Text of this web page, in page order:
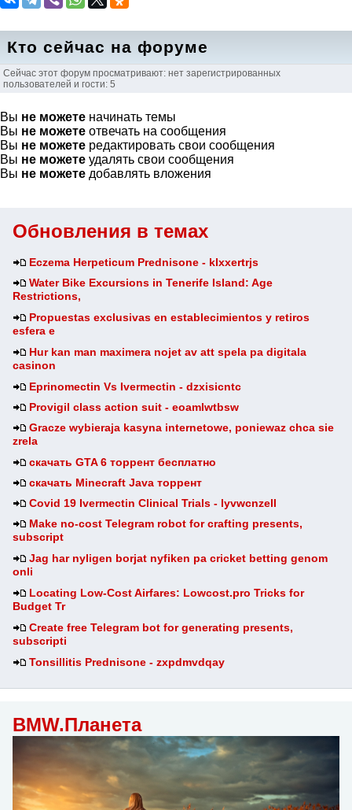
Обновления в темах
Eczema Herpeticum Prednisone - klxxertrjs
Water Bike Excursions in Tenerife Island: Age
Restrictions,
Propuestas exclusivas en establecimientos y retiros
esfera e
Hur kan man maximera nojet av att spela pa digitala
casinon
Eprinomectin Vs Ivermectin - dzxisicntc
Provigil class action suit - eoamlwtbsw
Gracze wybieraja kasyna internetowe, poniewaz chca sie
zrela
скачать GTA 6 торрент бесплатно
скачать Minecraft Java торрент
Covid 19 Ivermectin Clinical Trials - lyvwcnzell
Make no-cost Telegram robot for crafting presents,
subscript
Jag har nyligen borjat nyfiken pa cricket betting genom
onli
Locating Low-Cost Airfares: Lowcost.pro Tricks for
Budget Tr
Create free Telegram bot for generating presents,
subscripti
Tonsillitis Prednisone - zxpdmvdqay
BMW.Планета
Кто сейчас на форуме
Сейчас этот форум просматривают: нет зарегистрированных
пользователей и гости: 5
Вы не можете начинать темы
Вы не можете отвечать на сообщения
Вы не можете редактировать свои сообщения
Вы не можете удалять свои сообщения
Вы не можете добавлять вложения